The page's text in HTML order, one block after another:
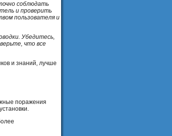
соблюдать
и проверить
пользователя и
Убедитесь,
что все
и знаний, лучше
поражения